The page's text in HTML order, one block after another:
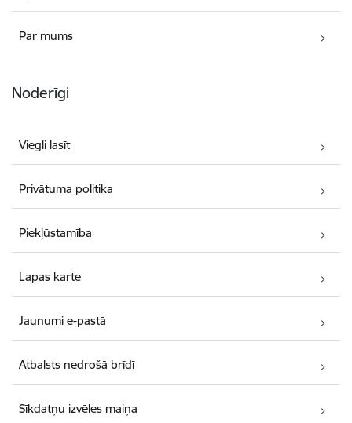
Par mums
Noderīgi
Viegli lasīt
Privātuma politika
Piekļūstamība
Lapas karte
Jaunumi e-pastā
Atbalsts nedrošā brīdī
Sīkdatņu izvēles maiņa